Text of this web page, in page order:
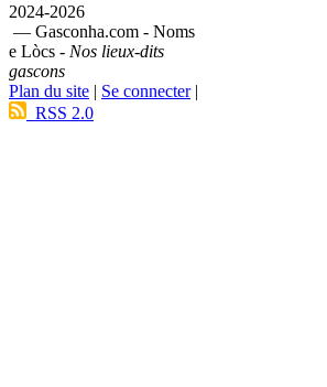
2024-2026
— Gasconha.com - Noms
e Lòcs - Nos lieux-dits
gascons
Plan du site | Se connecter|
RSS 2.0